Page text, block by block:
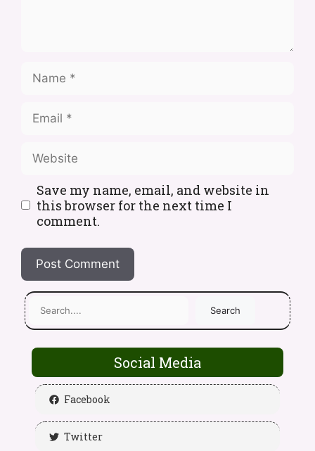
Save my name, email, and website in
this browser for the next time I
comment.
Search
Social Media
Facebook
Twitter